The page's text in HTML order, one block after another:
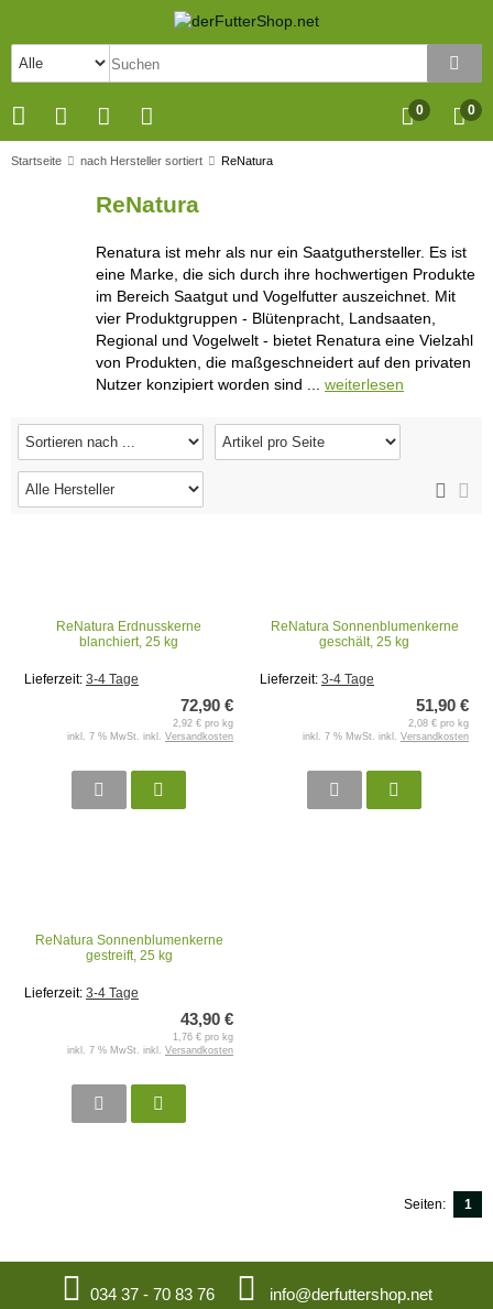
0
0
Startseite nach Hersteller sortiert ReNatura
ReNatura
Renatura ist mehr als nur ein Saatguthersteller. Es ist
eine Marke, die sich durch ihre hochwertigen Produkte
im Bereich Saatgut und Vogelfutter auszeichnet. Mit
vier Produktgruppen - Blütenpracht, Landsaaten,
Regional und Vogelwelt - bietet Renatura eine Vielzahl
von Produkten, die maßgeschneidert auf den privaten
Nutzer konzipiert worden sind ... weiterlesen
ReNatura Erdnusskerne
blanchiert, 25 kg
Lieferzeit: 3-4 Tage
72,90 €
2,92 € pro kg
inkl. 7 % MwSt. inkl. Versandkosten
ReNatura Sonnenblumenkerne
geschält, 25 kg
Lieferzeit: 3-4 Tage
51,90 €
2,08 € pro kg
inkl. 7 % MwSt. inkl. Versandkosten
ReNatura Sonnenblumenkerne
gestreift, 25 kg
Lieferzeit: 3-4 Tage
43,90 €
1,76 € pro kg
inkl. 7 % MwSt. inkl. Versandkosten
Seiten: 1
034 37 - 70 83 76 info@derfuttershop.net